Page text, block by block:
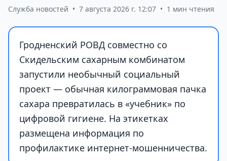
Служба новостей • 7 августа 2026 г. 12:07 • 1 мин чтения
Гродненский РОВД совместно со
Скидельским сахарным комбинатом
запустили необычный социальный
проект — обычная килограммовая пачка
сахара превратилась в «учебник» по
цифровой гигиене. На этикетках
размещена информация по
профилактике интернет-мошенничества.